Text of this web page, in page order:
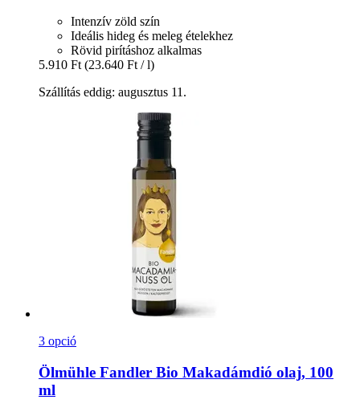
Intenzív zöld szín
Ideális hideg és meleg ételekhez
Rövid pirításhoz alkalmas
5.910 Ft (23.640 Ft / l)
Szállítás eddig: augusztus 11.
3 opció
Ölmühle Fandler Bio Makadámdió olaj, 100
ml